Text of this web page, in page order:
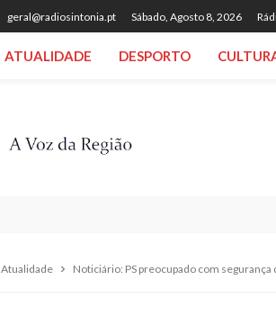
geral@radiosintonia.pt Sábado, Agosto 8, 2026
ATUALIDADE DESPORTO
Atualidade Noticiário: PS preocupado com